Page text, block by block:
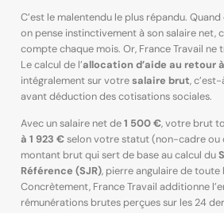
C’est le malentendu le plus répandu.
on pense instinctivement à son salaire net,
compte chaque mois. Or, France Travail ne
Le calcul de l’allocation d’aide au retour à
intégralement sur votresalaire brut,
avant déduction des cotisations sociales.
Avec un salaire net de1 500 €, votre brut
à 1 923 €selon votre statut (non-cadre ou
montant brut qui sert de base au calcul du
Référence (SJR), pierre angulaire de toute
Concrètement, France Travail additionne
rémunérations brutes perçues sur les 24